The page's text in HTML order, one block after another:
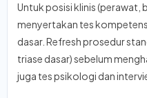
Untuk posisi klinis (perawat,
menyertakan tes
dasar. Refresh prosedur
triase dasar) sebelum
juga tes psikologi dan